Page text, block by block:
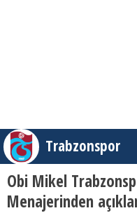
Trabzonspor
Obi Mikel
Menajerinden